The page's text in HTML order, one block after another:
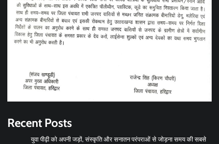
Recent Posts
युवा पीढ़ी को अपनी जड़ों, संस्कृति और सनातन परंपराओं से जोड़ना समय की सबसे